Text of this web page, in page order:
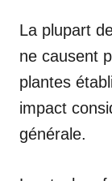
La plupart
ne causent
plantes
impact
générale.